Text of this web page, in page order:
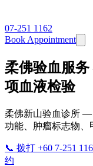
07-251 1162
Book Appointment
柔佛验血服
项血液检验
柔佛新山验血诊所 —
功能、肿瘤标志物、
📞 拨打 +60 7-251
约